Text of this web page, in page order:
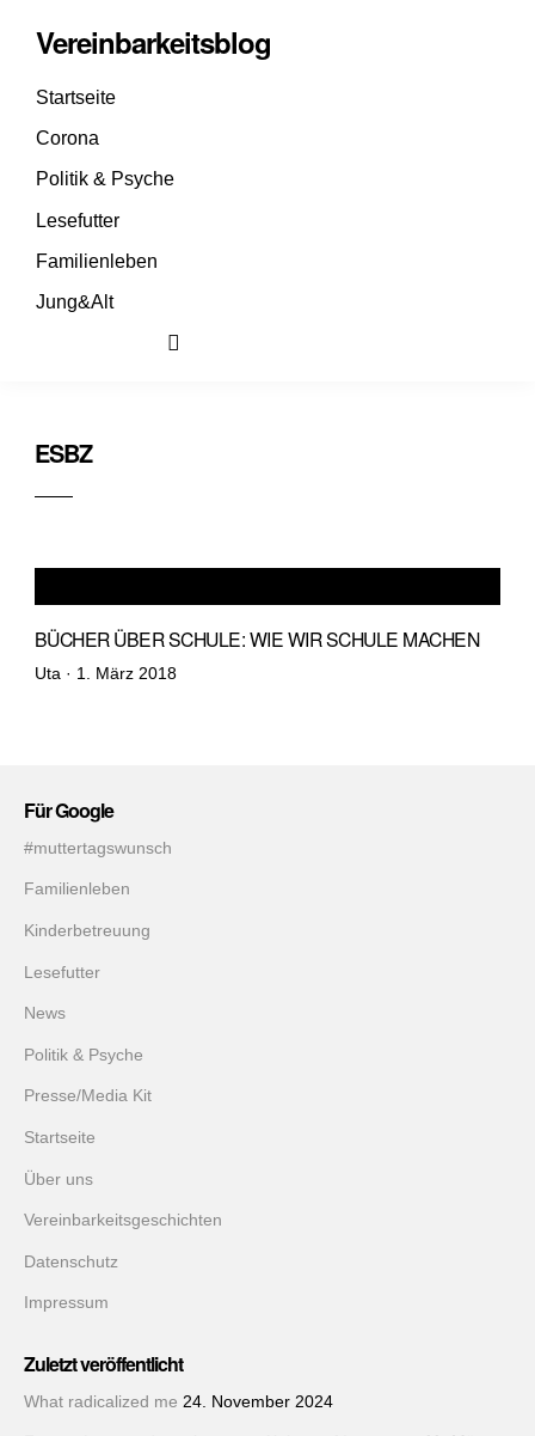
Vereinbarkeitsblog
Startseite
Corona
Politik & Psyche
Lesefutter
Familienleben
Jung&Alt
ESBZ
BÜCHER ÜBER SCHULE: WIE WIR SCHULE MACHEN
Uta · Veröffentlicht
1. März 2018
Für Google
#muttertagswunsch
Familienleben
Kinderbetreuung
Lesefutter
News
Politik & Psyche
Presse/Media Kit
Startseite
Über uns
Vereinbarkeitsgeschichten
Datenschutz
Impressum
Zuletzt veröffentlicht
What radicalized me 24. November 2024